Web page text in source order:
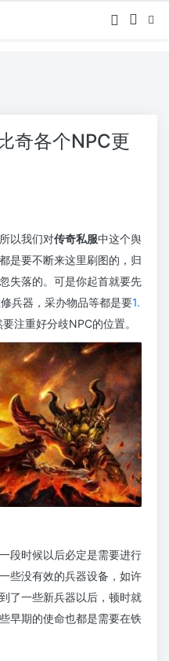
奇各个NPC更
以我们对传奇私服中这个舆
是要不断来这里刷图的，归
失落的。可是你起首就要先
兵器，采办物品等都是要1.
注重好分歧NPC的位置。
段时候以后必定是需要进行
些没有效的兵器设备，如许
了一些新兵器以后，顿时就
早期的使命也都是需要在铁